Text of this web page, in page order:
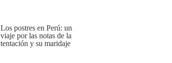
Los postres en Perú: un
viaje por las notas de la
tentación y su maridaje